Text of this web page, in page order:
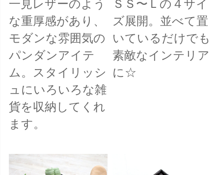
一見レザーのよう
な重厚感があり、
モダンな雰囲気の
パンダンアイテ
ム。スタイリッシ
ュにいろいろな雑
貨を収納してくれ
ます。
ＳＳ〜Ｌの４サイ
ズ展開。並べて置
いているだけでも
素敵なインテリア
に☆